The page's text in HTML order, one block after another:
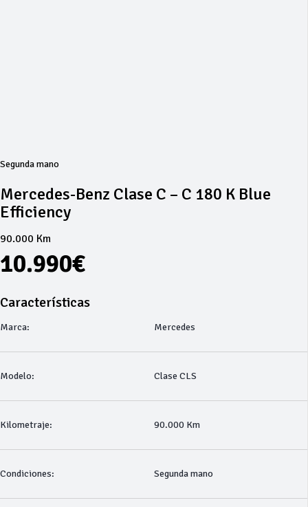
Segunda mano
Mercedes-Benz Clase C – C 180 K Blue
Efficiency
90.000 Km
10.990€
Características
Marca: Mercedes
Modelo: Clase CLS
Kilometraje: 90.000 Km
Condiciones: Segunda mano